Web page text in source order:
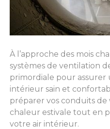
À l’approche des mois
systèmes de ventilation
primordiale pour
intérieur sain et
préparer vos conduits
chaleur estivale tout en
votre air intérieur.